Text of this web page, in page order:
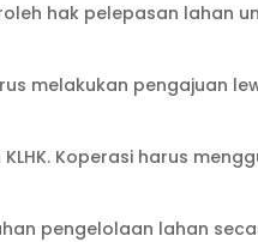
hak pelepasan lahan
melakukan pengajuan
Koperasi harus
pengelolaan lahan